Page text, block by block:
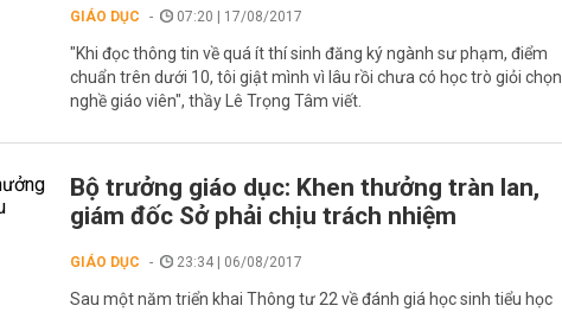
GIÁO DỤC 07:20 | 17/08/2017
"Khi đọc thông tin về quá ít thí sinh đăng ký ngành sư phạm, điểm
chuẩn trên dưới 10, tôi giật mình vì lâu rồi chưa có học trò giỏi chọn
nghề giáo viên", thầy Lê Trọng Tâm viết.
Bộ trưởng giáo dục: Khen thưởng tràn lan,
giám đốc Sở phải chịu trách nhiệm
GIÁO DỤC 23:34 | 06/08/2017
Sau một năm triển khai Thông tư 22 về đánh giá học sinh tiểu học